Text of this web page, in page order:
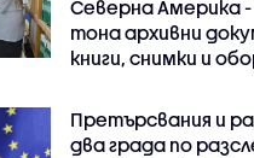
Северна Америка -
тона архивни
книги, снимки и
Претърсвания и
два града по